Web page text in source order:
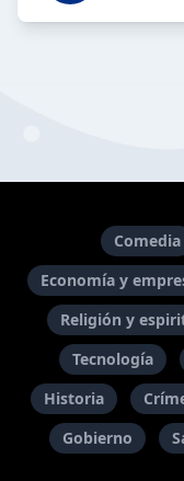
Comedia
Economía y
Religión y
Tecnología
Historia
Gobierno